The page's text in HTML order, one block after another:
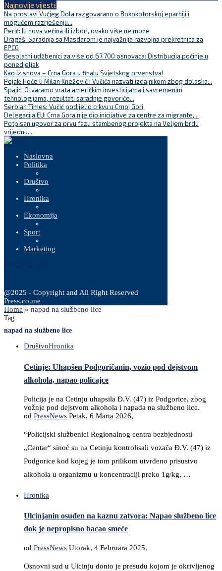
Najnovije vijesti:
Na proslavi Vučjeg Dola razgovarano o Bokokotorskoj eparhiji i
mogućem razrješenju...
Perić: Ili nova većina ili izbori, ovako više ne može
Dragaš: Saradnja sa Masdarom je najvažnija razvojna prekretnica za
EPCG
Besplatni udžbenici za više od 67.700 osnovaca: Distribucija počinje u
ponedjeljak
Kao iz snova – Crna Gora u finalu Svjetskog prvenstva!
Pejak: Hoće li Milan Knežević i Vučića nazvati izdajnikom zbog dolaska...
Spajić: Otvaramo vrata američkim investicijama i savremenim
tehnologijama, rezultati saradnje govoriće...
Serbian Times: Vučić podijelio crkvu u Crnoj Gori
Delegacija EU: Crna Gora nije dio inicijative za centre za migrante,...
Potpisan ugovor za prvu fazu stambenog projekta na Veljem brdu
vrijednu...
Naslovna
Politika
Društvo
Hronika
Ekonomija
Sport
Marketing
@2025 - Copyright and All Right Reserved
Press.co.me
Home » napad na službeno lice
Tag:
napad na službeno lice
DruštvoHronika
Cetinje: Uhapšen Podgoričanin, vozio pod dejstvom
alkohola, napao policajce
Policija je na Cetinju uhapsila Đ.V. (47) iz Podgorice, zbog
vožnje pod dejstvom alkohola i napada na službeno lice.
od PressNews Petak, 6 Marta 2026,
“Policijski službenici Regionalnog centra bezbjednosti
„Centar“ sinoć su na Cetinju kontrolisali vozača Đ.V. (47) iz
Podgorice kod kojeg je tom prilikom utvrđeno prisustvo
alkohola u organizmu u koncentraciji preko 1g/kg, …
Hronika
Ulcinjanin osuđen na kaznu zatvora: Napao službeno lice
dok je nepropisno bacao smeće
od PressNews Utorak, 4 Februara 2025,
Osnovni sud u Ulcinju donio je presudu kojom je okrivljenog